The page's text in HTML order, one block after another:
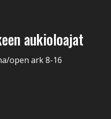
aukioloajat
open ark 8-16